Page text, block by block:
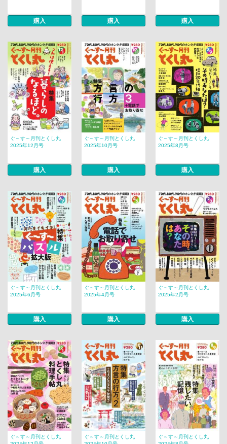
購入 購入 購入
ぐ～す～月刊とくし丸
2025年12月号
購入
ぐ～す～月刊とくし丸
2025年10月号
購入
ぐ～す～月刊とくし丸
2025年8月号
購入
ぐ～す～月刊とくし丸
2025年6月号
購入
ぐ～す～月刊とくし丸
2025年4月号
購入
ぐ～す～月刊とくし丸
2025年2月号
購入
ぐ～す～月刊とくし丸
ぐ～す～月刊とくし丸
ぐ～す～月刊とくし丸